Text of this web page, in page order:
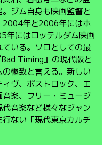
ジム自身も映画監督と
2004年と2006年にはホ
年にはロッテルダム映画
いる。ソロとしての最
Timing』の現代版と
極致と言える。新しい
ィヴ、ポストロック、エ
楽、フリー・ミュージ
音楽など様々なジャン
ない「現代東京カルチ